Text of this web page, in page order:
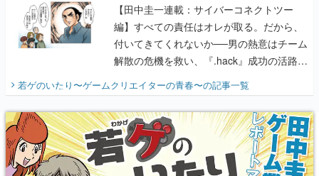
【田中圭一連載：サイバーコネクトツー
編】すべての責任はオレが取る。だから、
付いてきてくれないか──男の熱意はチーム
解散の危機を救い、『.hack』成功の活路を
開く。業界の快男児・松山 洋に流れる血は
『少年ジャンプ』色だった【若ゲのいた
り】
若ゲのいたり〜ゲームクリエイターの青春〜の記事一覧